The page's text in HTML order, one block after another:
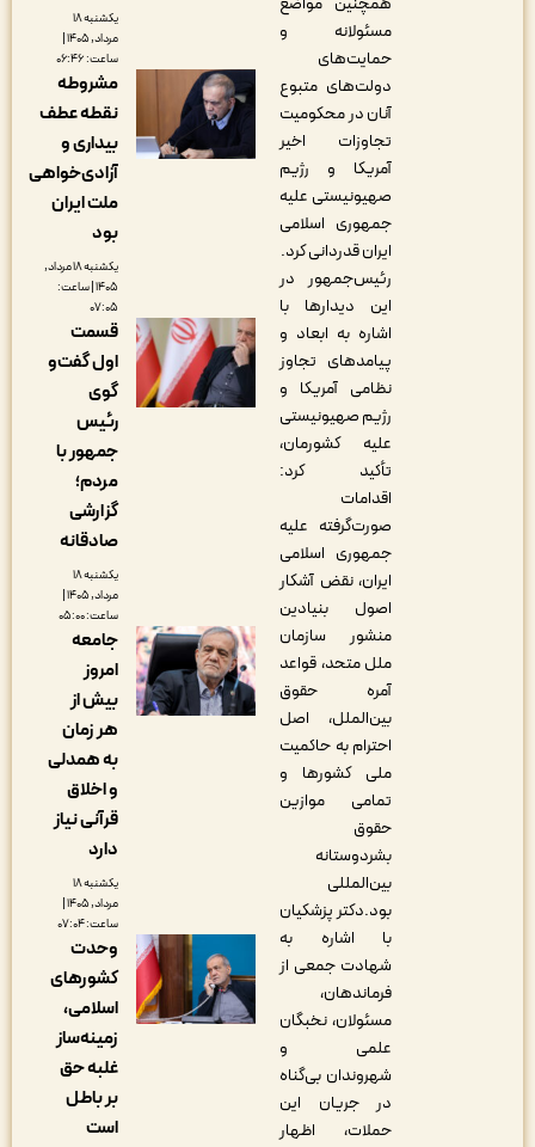
مسئولانه و
حمایت‌های
دولت‌های متبوع
آنان در محکومیت
تجاوزات اخیر
آمریکا و رژیم
صهیونیستی علیه
جمهوری اسلامی
ایران قدردانی کرد.
رئیس‌جمهور در
این دیدارها با
اشاره به ابعاد و
پیامدهای تجاوز
نظامی آمریکا و
رژیم صهیونیستی
علیه کشورمان،
تأکید کرد:
صورت‌گرفته علیه
جمهوری اسلامی
ایران، نقض آشکار
اصول بنیادین
منشور سازمان
ملل متحد، قواعد
آمره حقوق
بین‌الملل، اصل
احترام به حاکمیت
ملی کشورها و
تمامی موازین
بشردوستانه
بین‌المللی
بود.دکتر پزشکیان
با اشاره به
شهادت جمعی از
فرماندهان،
مسئولان، نخبگان
علمی و
شهروندان بی‌گناه
در جریان این
حملات، اظهار
مرداد, ۱۴۰۵ |
مشروطه
نقطه عطف
بیداری و
آزادی‌خواهی
ملت ایران
یکشنبه ۱۸ مرداد,
۱۴۰۵ | ساعت:
قسمت
اول گفت‌و
گوی
جمهور با
صادقانه
مرداد, ۱۴۰۵ |
جامعه
امروز
بیش از
هر زمان
به همدلی
قرآنی نیاز
مرداد, ۱۴۰۵ |
وحدت
کشورهای
اسلامی،
زمینه‌ساز
غلبه حق